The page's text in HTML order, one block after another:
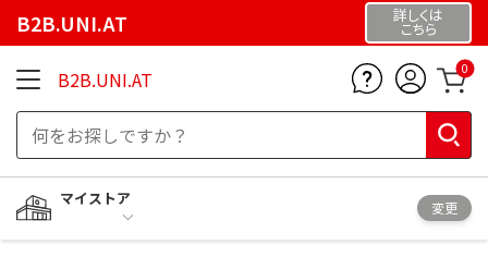
B2B.UNI.AT 詳しくは
こちら
B2B.UNI.AT 0
マイストア
変更